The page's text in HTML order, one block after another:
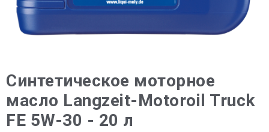
Синтетическое моторное
масло Langzeit-Motoroil Truck
FE 5W-30 - 20 л